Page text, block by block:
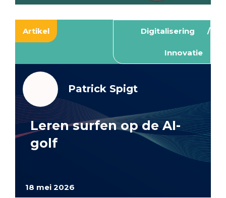
Artikel Digitalisering
Innovatie
18 mei 2026
Patrick Spigt
Leren surfen op de AI-
golf